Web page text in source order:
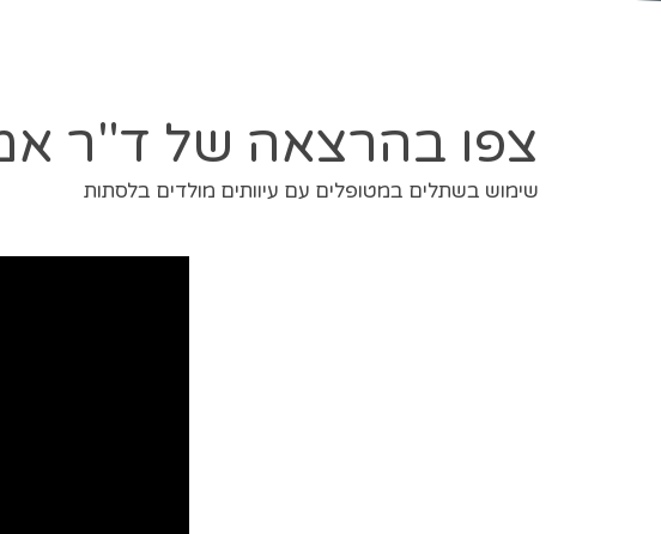
צפו בהרצאה של ד"ר
שימוש בשתלים במטופלים עם עיוותים מולדים בלסתות